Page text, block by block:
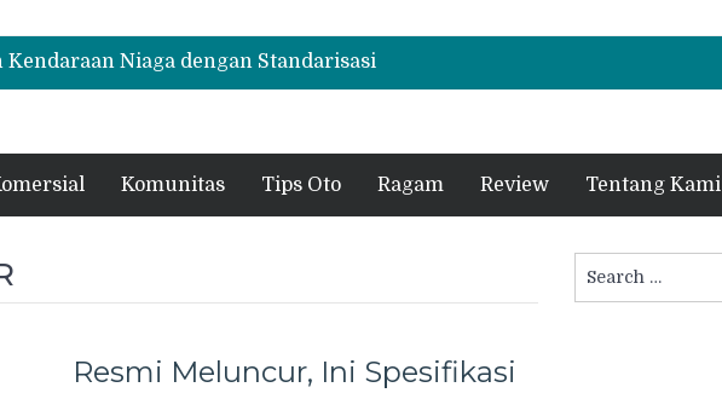
Niaga dengan Standarisasi
Km
Komunitas Tips Oto Ragam Review Tentang Kami
Resmi Meluncur, Ini Spesifikasi
for: